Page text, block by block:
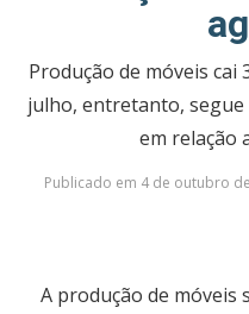
Produção de móveis cai
julho, entretanto, segue
em relação
Publicado em 4 de outubro
A produção de móveis